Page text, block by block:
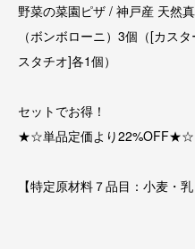
野菜の菜園ピザ / 神戸産 天然
（ボンボローニ）3個（[カス
スタチオ]各1個）
セットでお得！
★☆単品定価より22%OFF★☆
【特定原材料７品目：小麦・乳